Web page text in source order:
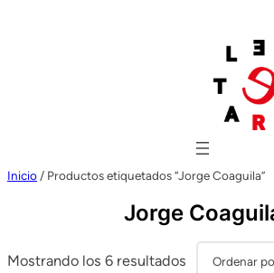
Inicio / Productos etiquetados “Jorge Coaguila”
Jorge
Mostrando los 6 resultados Ordenado